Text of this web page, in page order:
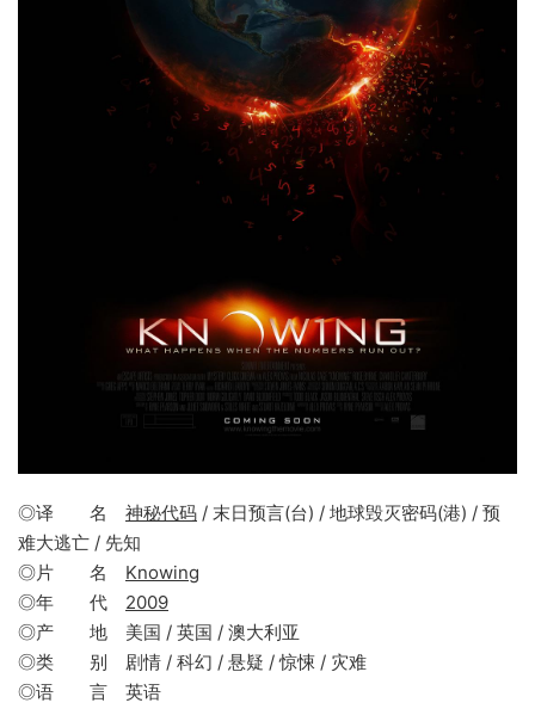
◎译 名 神秘代码 / 末日预言(台) / 地球毁灭密码(港) / 预
难大逃亡 / 先知
◎片 名 Knowing
◎年 代 2009
◎产 地 美国 / 英国 / 澳大利亚
◎类 别 剧情 / 科幻 / 悬疑 / 惊悚 / 灾难
◎语 言 英语